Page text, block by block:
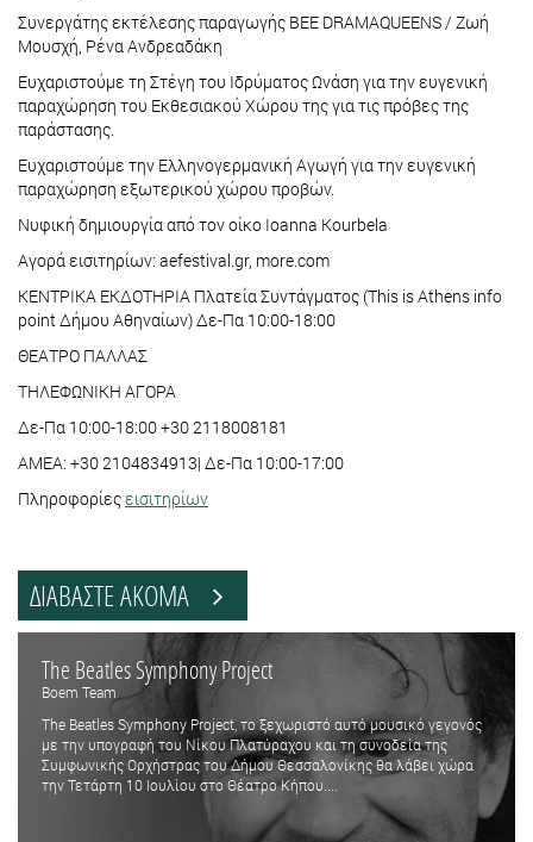
Συνεργάτης εκτέλεσης παραγωγής BEE DRAMAQUEENS / Ζωή
Μουσχή, Ρένα Ανδρεαδάκη
Ευχαριστούμε τη Στέγη του Ιδρύματος Ωνάση για την ευγενική
παραχώρηση του Εκθεσιακού Χώρου της για τις πρόβες της
παράστασης.
Ευχαριστούμε την Ελληνογερμανική Αγωγή για την ευγενική
παραχώρηση εξωτερικού χώρου προβών.
Νυφική δημιουργία από τον οίκο Ioanna Kourbela
Αγορά εισιτηρίων: aefestival.gr, more.com
ΚΕΝΤΡΙΚΑ ΕΚΔΟΤΗΡΙΑ Πλατεία Συντάγματος (This is Athens info
point Δήμου Αθηναίων) Δε-Πα 10:00-18:00
ΘΕΑΤΡΟ ΠΑΛΛΑΣ
ΤΗΛΕΦΩΝΙΚΗ ΑΓΟΡΑ
Δε-Πα 10:00-18:00 +30 2118008181
ΑΜΕΑ: +30 2104834913| Δε-Πα 10:00-17:00
Πληροφορίεςεισιτηρίων
ΔΙΑΒΑΣΤΕ ΑΚΟΜΑ
The Beatles Symphony Project
Boem Team
The Beatles Symphony Project, το ξεχωριστό αυτό μουσικό γεγονός
με την υπογραφή του Νίκου Πλατύραχου και τη συνοδεία της
Συμφωνικής Ορχήστρας του Δήμου Θεσσαλονίκης θα λάβει χώρα
την Τετάρτη 10 Ιουλίου στο Θέατρο Κήπου....